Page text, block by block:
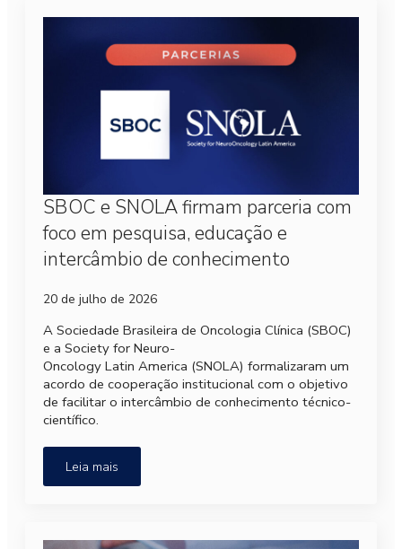
SBOC e SNOLA firmam parceria com
foco em pesquisa, educação e
intercâmbio de conhecimento
20 de julho de 2026
A Sociedade Brasileira de Oncologia Clínica (SBOC)
e a Society for Neuro-
Oncology Latin America (SNOLA) formalizaram um
acordo de cooperação institucional com o objetivo
de facilitar o intercâmbio de conhecimento técnico-
científico.
Leia mais